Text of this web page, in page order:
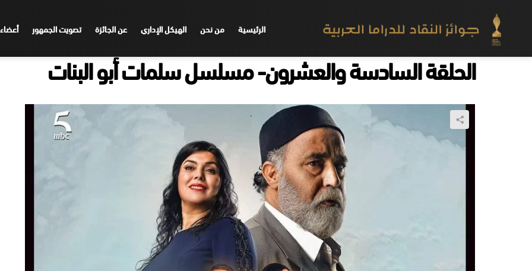
الرئيسية من نحن الهيكل الإداري عن الجائزة تصويت الجمهور
الحلقة السادسة والعشرون- مسلسل سلمات أبو البنات